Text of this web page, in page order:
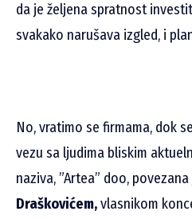
da je željena spratnost
svakako narušava izgled, i
No, vratimo se firmama, dok
vezu sa ljudima bliskim
naziva, ”Artea” doo,
Draškovićem,vlasnikom